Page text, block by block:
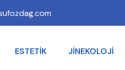
ESTETIK JINEKOLOJI